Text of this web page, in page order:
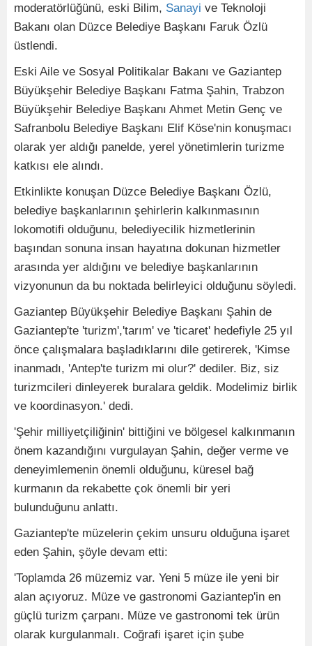
moderatörlüğünü, eski Bilim, Sanayi ve Teknoloji
Bakanı olan Düzce Belediye Başkanı Faruk Özlü
üstlendi.
Eski Aile ve Sosyal Politikalar Bakanı ve Gaziantep
Büyükşehir Belediye Başkanı Fatma Şahin, Trabzon
Büyükşehir Belediye Başkanı Ahmet Metin Genç ve
Safranbolu Belediye Başkanı Elif Köse'nin konuşmacı
olarak yer aldığı panelde, yerel yönetimlerin turizme
katkısı ele alındı.
Etkinlikte konuşan Düzce Belediye Başkanı Özlü,
belediye başkanlarının şehirlerin kalkınmasının
lokomotifi olduğunu, belediyecilik hizmetlerinin
başından sonuna insan hayatına dokunan hizmetler
arasında yer aldığını ve belediye başkanlarının
vizyonunun da bu noktada belirleyici olduğunu söyledi.
Gaziantep Büyükşehir Belediye Başkanı Şahin de
Gaziantep'te 'turizm','tarım' ve 'ticaret' hedefiyle 25 yıl
önce çalışmalara başladıklarını dile getirerek, 'Kimse
inanmadı, 'Antep'te turizm mi olur?' dediler. Biz, siz
turizmcileri dinleyerek buralara geldik. Modelimiz birlik
ve koordinasyon.' dedi.
'Şehir milliyetçiliğinin' bittiğini ve bölgesel kalkınmanın
önem kazandığını vurgulayan Şahin, değer verme ve
deneyimlemenin önemli olduğunu, küresel bağ
kurmanın da rekabette çok önemli bir yeri
bulunduğunu anlattı.
Gaziantep'te müzelerin çekim unsuru olduğuna işaret
eden Şahin, şöyle devam etti:
'Toplamda 26 müzemiz var. Yeni 5 müze ile yeni bir
alan açıyoruz. Müze ve gastronomi Gaziantep'in en
güçlü turizm çarpanı. Müze ve gastronomi tek ürün
olarak kurgulanmalı. Coğrafi işaret için şube